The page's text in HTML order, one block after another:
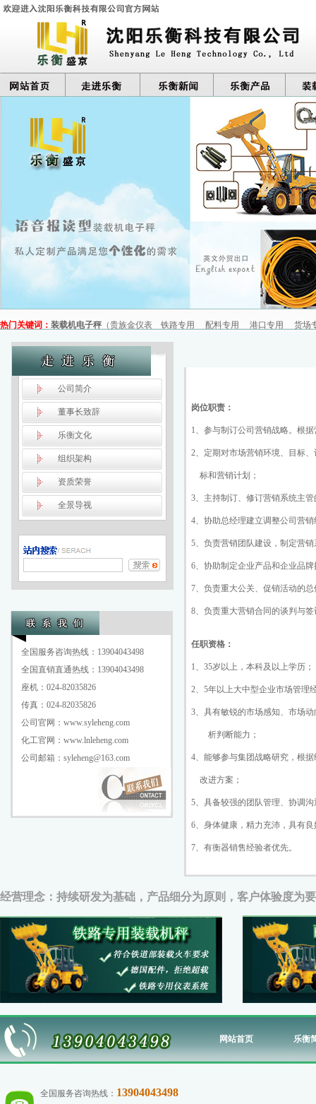
热门关键词： 装载机电子秤（贵族金仪表 铁路专用 配料专用 港口专用 货场
公司简介
董事长致辞
乐衡文化
组织架构
资质荣誉
全景导视
全国服务咨询热线：13904043498
全国直销直通热线：13904043498
座机：024-82035826
传真：024-82035826
公司官网：www.syleheng.com
化工官网：www.lnleheng.com
公司邮箱：syleheng@163.com
岗位职责：
1、参与制订公司营销战略。根
2、定期对市场营销环境、目标
标和营销计划；
3、主持制订、修订营销系统主
4、协助总经理建立调整公司营
5、负责营销团队建设，制定营
6、协助制定企业产品和企业品
7、负责重大公关、促销活动的
8、负责重大营销合同的谈判与签
任职资格：
1、35岁以上，本科及以上学历；
2、5年以上大中型企业市场管理
3、具有敏锐的市场感知、市场
析判断能力；
4、能够参与集团战略研究，根
改进方案；
5、具备较强的团队管理、协调
6、身体健康，精力充沛，具有
7、有衡器销售经验者优先。
经营理念：持续研发为基础，产品细分为原则，客户体验度为
网站首页 乐衡
全国服务咨询热线： 13904043498